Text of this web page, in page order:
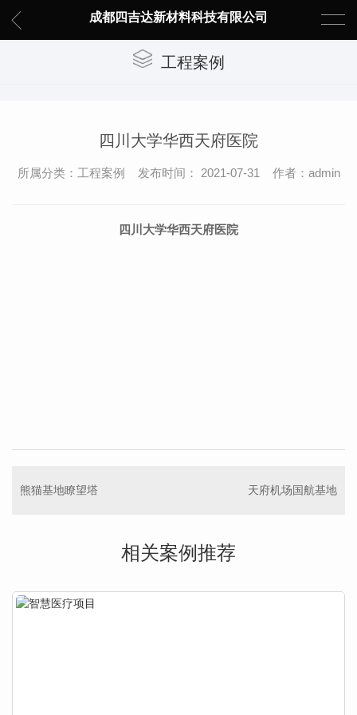
成都四吉达新材料科技有限公司
工程案例
四川大学华西天府医院
所属分类：工程案例 发布时间： 2021-07-31 作者：admin
四川大学华西天府医院
熊猫基地瞭望塔 天府机场国航基地
相关案例推荐